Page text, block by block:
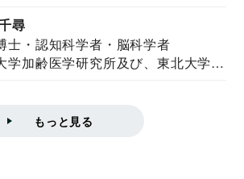
尋
士・認知科学者・脳科学者
学加齢医学研究所及び、東北大学大
もっと見る